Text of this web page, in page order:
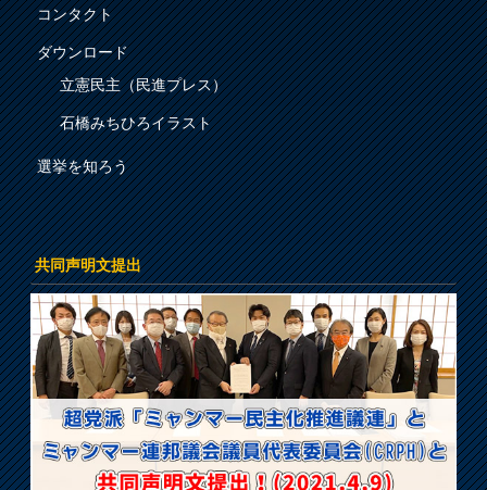
コンタクト
ダウンロード
立憲民主（民進プレス）
石橋みちひろイラスト
選挙を知ろう
共同声明文提出